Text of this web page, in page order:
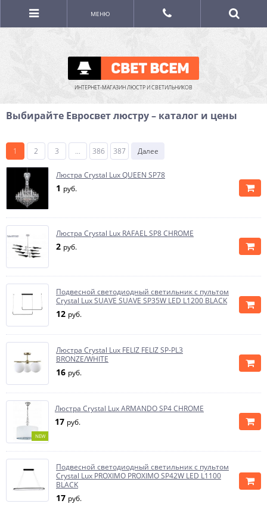
ИНТЕРНЕТ-МАГАЗИН ЛЮСТР И СВЕТИЛЬНИКОВ
МЕНЮ
Выбирайте Евросвет люстру – каталог и цены
1 2 3 ... 386 387 Далее
Люстра Crystal Lux QUEEN SP78
1 руб.
Люстра Crystal Lux RAFAEL SP8 CHROME
2 руб.
Подвесной светодиодный светильник с пультом
Crystal Lux SUAVE SUAVE SP35W LED L1200 BLACK
12 руб.
Люстра Crystal Lux FELIZ FELIZ SP-PL3
BRONZE/WHITE
16 руб.
NEW
Люстра Crystal Lux ARMANDO SP4 CHROME
17 руб.
Подвесной светодиодный светильник с пультом
Crystal Lux PROXIMO PROXIMO SP42W LED L1100
BLACK
17 руб.